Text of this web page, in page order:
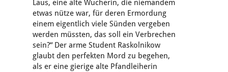
Laus, eine alte Wucherin, die niemandem
etwas nütze war, für deren Ermordung
einem eigentlich viele Sünden vergeben
werden müssten, das soll ein Verbrechen
sein?“ Der arme Student Raskolnikow
glaubt den perfekten Mord zu begehen,
als er eine gierige alte Pfandleiherin